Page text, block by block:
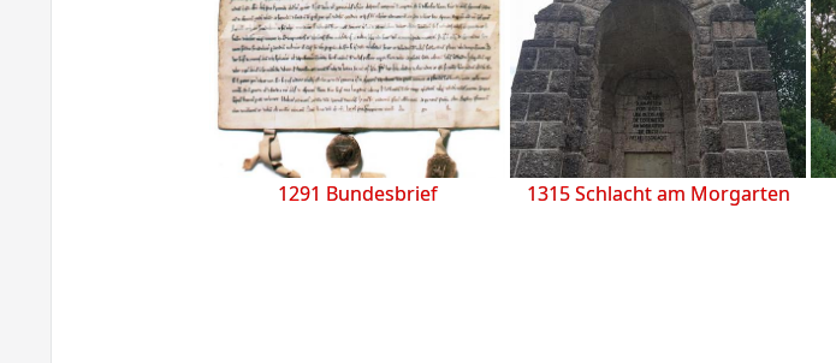
1291 Bundesbrief 1315 Schlacht am Morgarten